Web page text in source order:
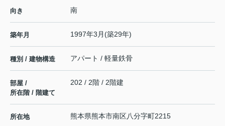
向き 南
築年月 1997年3月(築29年)
種別 / 建物構造 アパート / 軽量鉄骨
部屋 /
所在階 / 階建て
202 / 2階 / 2階建
所在地 熊本県熊本市南区八分字町2215